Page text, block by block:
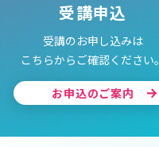
受講申込
受講のお申し込みは
こちらからご確認ください。
お申込のご案内